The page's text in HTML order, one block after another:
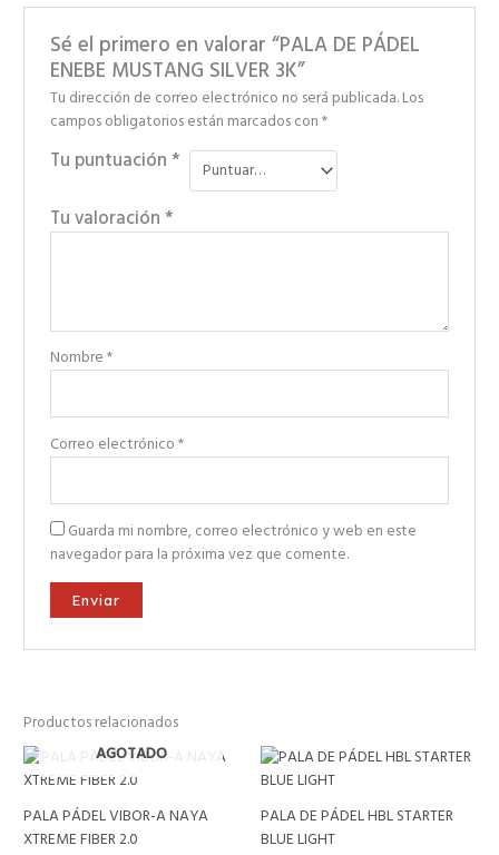
Sé el primero en valorar “PALA DE PÁDEL
ENEBE MUSTANG SILVER 3K”
Tu dirección de correo electrónico no será publicada.Los
campos obligatorios están marcados con*
Tu puntuación*
Tu valoración*
Nombre*
Correo electrónico*
Guarda mi nombre, correo electrónico y web en este
navegador para la próxima vez que comente.
Productos relacionados
AGOTADO
PALA PÁDEL VIBOR-A NAYA
XTREME FIBER 2.0
PALA DE PÁDEL HBL STARTER
BLUE LIGHT